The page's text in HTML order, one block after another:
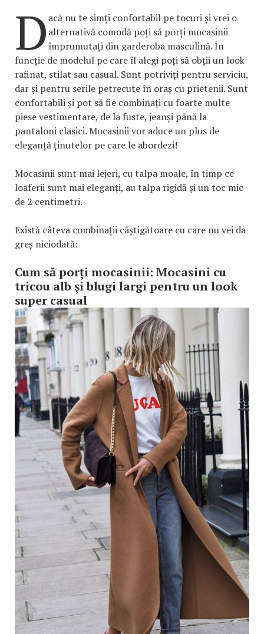
D acă nu te simți confortabil pe tocuri și vrei o
alternativă comodă poți să porți mocasinii
împrumutați din garderoba masculină. În
funcție de modelul pe care îl alegi poți să obții un look
rafinat, stilat sau casual. Sunt potriviți pentru serviciu,
dar și pentru serile petrecute în oraș cu prietenii. Sunt
confortabili și pot să fie combinați cu foarte multe
piese vestimentare, de la fuste, jeanși până la
pantaloni clasici. Mocasinii vor aduce un plus de
eleganță ținutelor pe care le abordezi!
Mocasinii sunt mai lejeri, cu talpa moale, în timp ce
loaferii sunt mai eleganți, au talpa rigidă și un toc mic
de 2 centimetri.
Există câteva combinații câștigătoare cu care nu vei da
greș niciodată:
Cum să porți mocasinii: Mocasini cu
tricou alb şi blugi largi pentru un look
super casual